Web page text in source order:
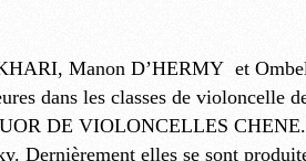
Manon D’HERMY et
dans les classes de violoncelle
DE VIOLONCELLES
Dernièrement elles se sont